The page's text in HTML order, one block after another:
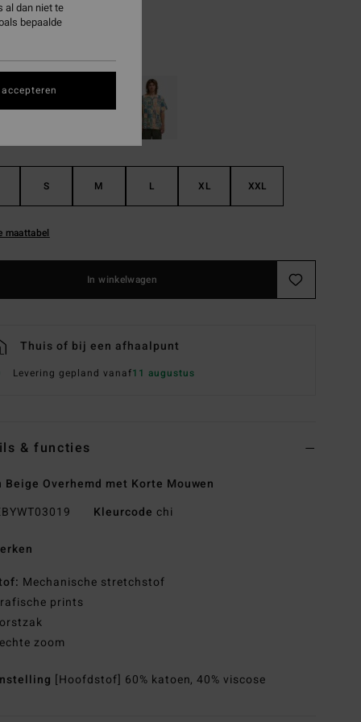
SALE EXTRA 25%
S M L XL XXL
maattabel
In winkelwagen
Thuis of bij een afhaalpunt
Levering gepland vanaf11 augustus
& functies
Beige Overhemd met Korte Mouwen
Kleurcode chi
Mechanische stretchstof
prints
zoom
[Hoofdstof] 60% katoen, 40% viscose
al dan niet te
bepaalde